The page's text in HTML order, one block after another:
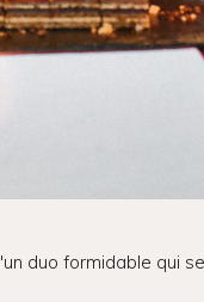
duo formidable qui